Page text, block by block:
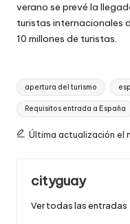
verano se prevé la
turistas internacionales
10 millones de turistas.
Etiquetas:
apertura del turismo
Requisitos entrada a España
Última actualización el
cityguay
Ver todas las entradas